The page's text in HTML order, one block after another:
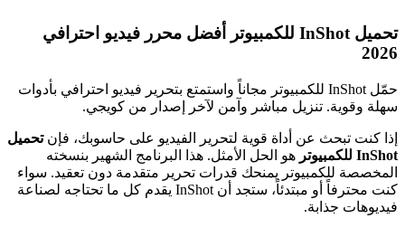
تحميل InShot للكمبيوتر أفضل محرر فيديو احترافي
2026
حمّل InShot للكمبيوتر مجاناً واستمتع بتحرير فيديو احترافي بأدوات
سهلة وقوية. تنزيل مباشر وآمن لآخر إصدار من كويجي.
إذا كنت تبحث عن أداة قوية لتحرير الفيديو على حاسوبك، فإنتحميل
InShot للكمبيوتر
هو الحل الأمثل. هذا البرنامج الشهير بنسخته
المخصصة للكمبيوتر يمنحك قدرات تحرير متقدمة دون تعقيد. سواء
كنت محترفاً أو مبتدئاً، ستجد أن InShot يقدم كل ما تحتاجه لصناعة
فيديوهات جذابة.